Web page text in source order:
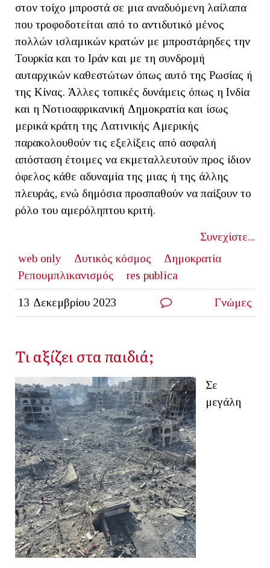
στον τοίχο μπροστά σε μια αναδυόμενη λαίλαπα
που τροφοδοτείται από το αντιδυτικό μένος
πολλών ισλαμικών κρατών με μπροστάρηδες την
Τουρκία και το Ιράν και με τη συνδρομή
αυταρχικών καθεστώτων όπως αυτό της Ρωσίας ή
της Κίνας. Άλλες τοπικές δυνάμεις όπως η Ινδία
και η Νοτιοαφρικανική Δημοκρατία και ίσως
μερικά κράτη της Λατινικής Αμερικής
παρακολουθούν τις εξελίξεις από ασφαλή
απόσταση έτοιμες να εκμεταλλευτούν προς ίδιον
όφελος κάθε αδυναμία της μιας ή της άλλης
πλευράς, ενώ δημόσια προσπαθούν να παίξουν το
ρόλο του αμερόληπτου κριτή.
Συνεχίστε...
web only
Δυτικός κόσμος
Δημοκρατία
Ρεπουμπλικανισμός
res publica
13 Δεκεμβρίου 2023 Γνώμες
Τι αξίζει στα παιδιά;
Σε
μεγάλη